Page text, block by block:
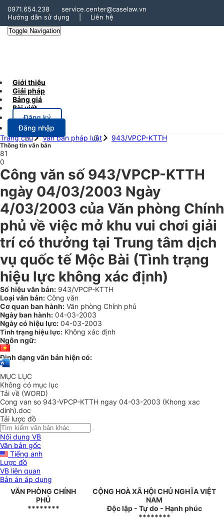
0971.654.238
service.center@caselaw.vn
Hướng dẫn sử dụng
Liên hệ
Toggle Navigation
Giới thiệu
Giải pháp
Bảng giá
Bài viết
Đăng ký
Đăng nhập
Trang chủ
Văn bản pháp luật 943/VPCP-KTTH
Thông tin văn bản
81
0
Công văn số 943/VPCP-KTTH
ngày 04/03/2003 Ngày
4/03/2003 của Văn phòng Chính
phủ về việc mở khu vui chơi giải
trí có thưởng tại Trung tâm dịch
vụ quốc tế Mộc Bài (Tình trạng
hiệu lực không xác định)
Số hiệu văn bản: 943/VPCP-KTTH
Loại văn bản: Công văn
Cơ quan ban hành: Văn phòng Chính phủ
Ngày ban hành: 04-03-2003
Ngày có hiệu lực: 04-03-2003
Tình trạng hiệu lực: Không xác định
Ngôn ngữ:
Định dạng văn bản hiện có:
MỤC LỤC
Không có mục lục
Tải về (WORD)
Cong van so 943-VPCP-KTTH ngay 04-03-2003 (Khong xac
dinh).doc
Tải lược đồ
Nội dung VB
Văn bản gốc
Tiếng anh
Lược đồ
VB liên quan
Bản án áp dụng
VĂN PHÒNG CHÍNH
PHỦ
********
CỘNG HOÀ XÃ HỘI CHỦ NGHĨA VIỆT
NAM
Độc lập - Tự do - Hạnh phúc
********